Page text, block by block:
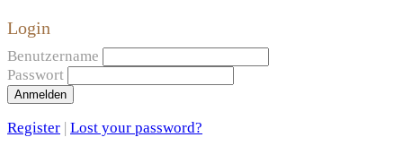
Login
Benutzername
Passwort
Anmelden
Register | Lost your password?